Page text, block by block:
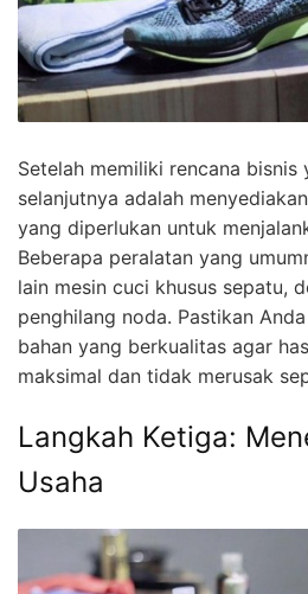
Setelah memiliki rencana bisnis
selanjutnya adalah
yang diperlukan untuk
Beberapa peralatan yang
lain mesin cuci khusus sepatu,
penghilang noda. Pastikan
bahan yang berkualitas agar
maksimal dan tidak merusak
Langkah Ketiga:
Usaha